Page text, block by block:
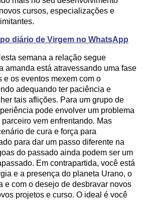
cursos, especializações e
diário de Virgem no WhatsApp
semana a relação segue
amanda está atravessando uma fase
e os eventos mexem com o
adequando ter paciência e
tais aflições. Para um grupo de
pode envolver um problema
vem enfrentando. Mas
de cura e força para
para dar um passo diferente na
do passado ainda podem ser um
Em contrapartida, você está
e a presença do planeta Urano, o
e com o desejo de desbravar novos
projetos e curso. O ideal é você